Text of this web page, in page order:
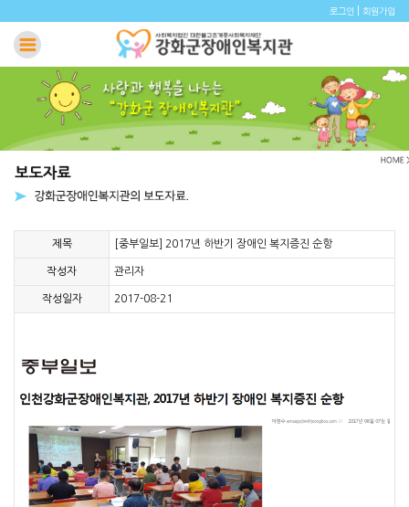
로그인 회원가입
제목 [중부일보] 2017년 하반기 장애인 복지증진 순항
작성자 관리자
작성일자 2017-08-21